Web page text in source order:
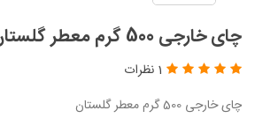
چای خارجی 500 گرم معطر گلستان
1 نظرات
چای خارجی 500 گرم معطر گلستان